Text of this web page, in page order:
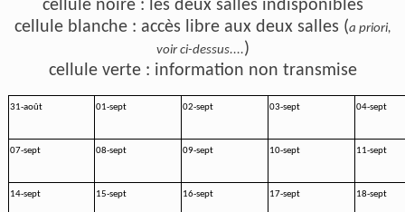
cellule noire : les deux salles indisponibles
cellule blanche : accès libre aux deux salles (a priori,
voir ci-dessus....)
cellule verte : information non transmise
31-août 01-sept 02-sept 03-sept 04-sept
07-sept 08-sept 09-sept 10-sept 11-sept
14-sept 15-sept 16-sept 17-sept 18-sept